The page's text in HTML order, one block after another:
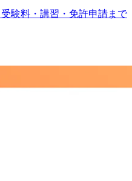
験料・講習・免許申請まで